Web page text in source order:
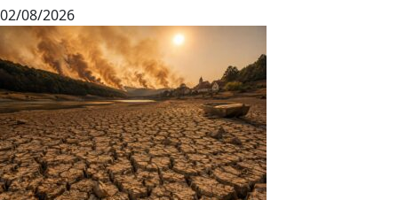
02/08/2026